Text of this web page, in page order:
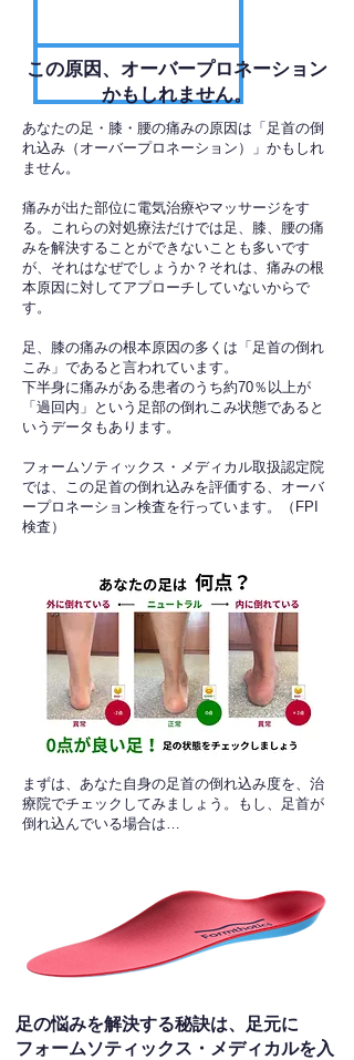
​この原因、オーバープロネーション
かもしれません。
あなたの足・膝・腰の痛みの原因は「足首の倒
れ込み（オーバープロネーション）」かもしれ
ません。
痛みが出た部位に電気治療やマッサージをす
る。これらの対処療法だけでは足、膝、腰の痛
みを解決することができないことも多いです
が、それはなぜでしょうか？それは、痛みの根
本原因に対してアプローチしていないからで
す。
足、膝の痛みの根本原因の多くは「足首の倒れ
こみ」であると言われています。
下半身に痛みがある患者のうち約70％以上が
「過回内」という足部の倒れこみ状態であると
いうデータもあります。
フォームソティックス・メディカル取扱認定院
では、この足首の倒れ込みを評価する、オーバ
ープロネーション検査を行っています。（FPI
検査）​
​まずは、あなた自身の足首の倒れ込み度を、治
療院でチェックしてみましょう。もし、足首が
倒れ込んでいる場合は…
足の悩みを解決する秘訣は、足元に
フォームソティックス・メディカルを入